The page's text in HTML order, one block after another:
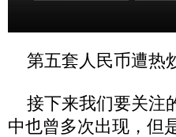
第五套人民币遭热
接下来我们要关注
中也曾多次出现，但